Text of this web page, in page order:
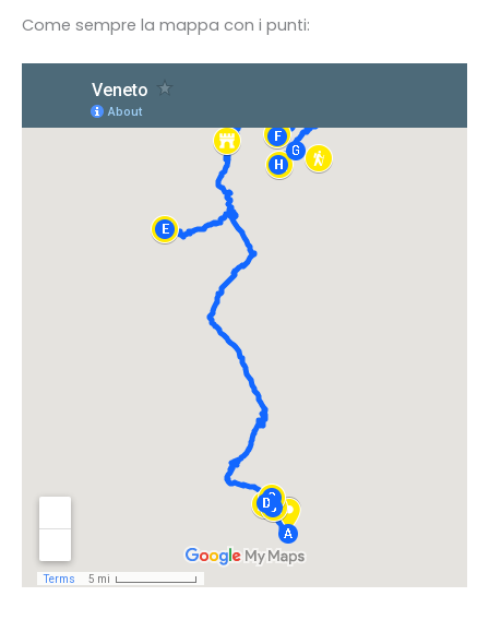
Come sempre la mappa con i punti: